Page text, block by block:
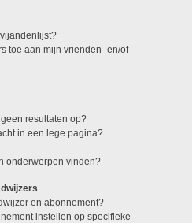
toe aan mijn vrienden- en/of
resultaten op?
in een lege pagina?
onderwerpen vinden?
en abonnement?
instellen op specifieke